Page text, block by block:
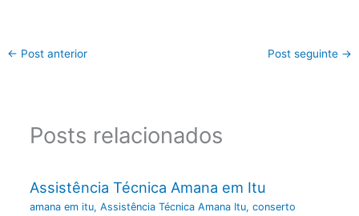
← Post anterior Post seguinte →
Posts relacionados
Assistência Técnica Amana em Itu
amana em itu, Assistência Técnica Amana Itu, conserto